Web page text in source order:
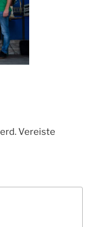
Vereiste